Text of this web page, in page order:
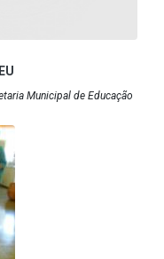
Municipal de Educação